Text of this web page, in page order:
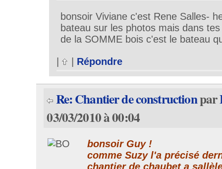
bonsoir Viviane c'est Rene Salles-
bateau sur les photos mais dans
de la SOMME bois c'est le bateau
Répondre
Re: Chantier de constructionpar
03/03/2010 à 00:04
bonsoir Guy !
comme Suzy l'a précisé
chantier de chaubet a